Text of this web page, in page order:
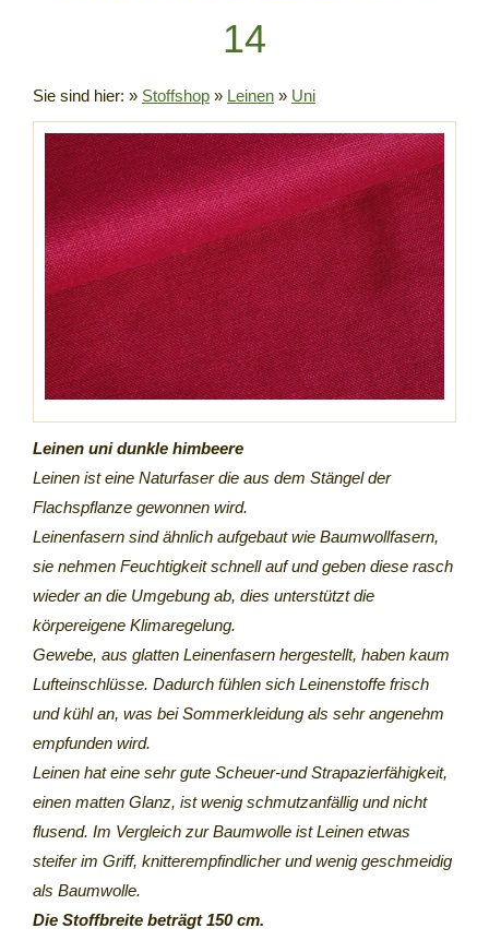
14
Sie sind hier: » Stoffshop » Leinen » Uni
Leinen uni dunkle himbeere
Leinen ist eine Naturfaser die aus dem Stängel der
Flachspflanze gewonnen wird.
Leinenfasern sind ähnlich aufgebaut wie Baumwollfasern,
sie nehmen Feuchtigkeit schnell auf und geben diese rasch
wieder an die Umgebung ab, dies unterstützt die
körpereigene Klimaregelung.
Gewebe, aus glatten Leinenfasern hergestellt, haben kaum
Lufteinschlüsse. Dadurch fühlen sich Leinenstoffe frisch
und kühl an, was bei Sommerkleidung als sehr angenehm
empfunden wird.
Leinen hat eine sehr gute Scheuer-und Strapazierfähigkeit,
einen matten Glanz, ist wenig schmutzanfällig und nicht
flusend. Im Vergleich zur Baumwolle ist Leinen etwas
steifer im Griff, knitterempfindlicher und wenig geschmeidig
als Baumwolle.
Die Stoffbreite beträgt 150 cm.